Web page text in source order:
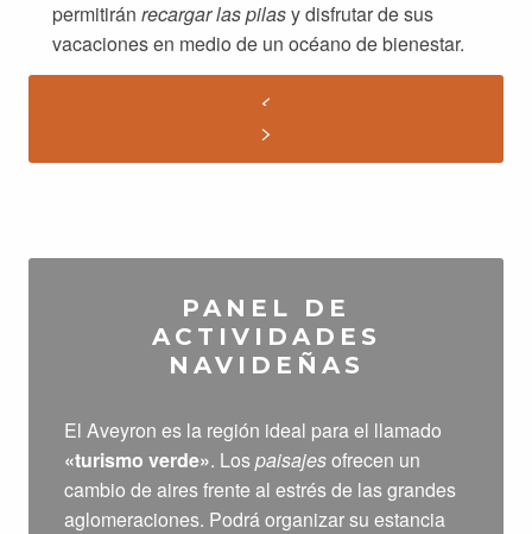
permitirán recargar las pilasy disfrutar de sus
vacaciones en medio de un océano de bienestar.
PANEL DE
ACTIVIDADES
NAVIDEÑAS
El Aveyron es la región ideal para el llamado
«turismo verde». Lospaisajesofrecen un
cambio de aires frente al estrés de las grandes
aglomeraciones. Podrá organizar su estancia